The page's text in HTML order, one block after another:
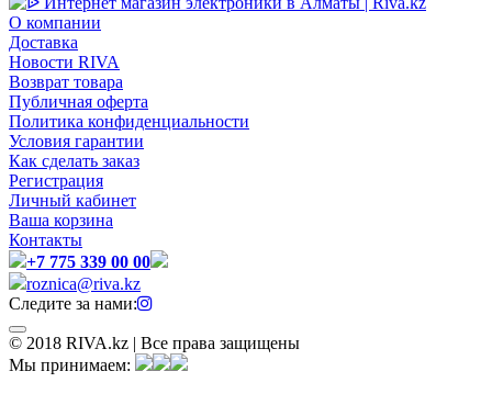
О компании
Доставка
Новости RIVA
Возврат товара
Публичная оферта
Политика конфиденциальности
Условия гарантии
Как сделать заказ
Регистрация
Личный кабинет
Ваша корзина
Контакты
+7 775 339 00 00
roznica@riva.kz
Следите за нами:
© 2018 RIVA.kz | Все права защищены
Мы принимаем: